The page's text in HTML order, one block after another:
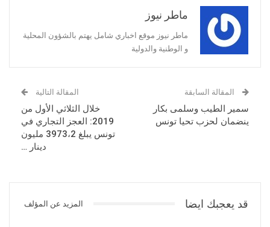
ماطر نيوز
ماطر نيوز موقع اخباري شامل يهتم بالشؤون المحلية
و الوطنية والدولية
المقالة السابقة
سمير الطيب وسلمى بكار
ينضمان لحزب تحيا تونس
المقالة التالية
خلال الثلاثي الأول من
2019: العجز التجاري في
تونس يبلغ 3973،2 مليون
دينار …
قد يعجبك ايضا المزيد عن المؤلف